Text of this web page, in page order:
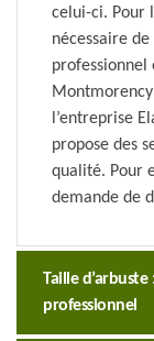
celui-ci. Pour
nécessaire
professionnel
l’entreprise
propose des
qualité. Pour
demande de
Taille
professionnel